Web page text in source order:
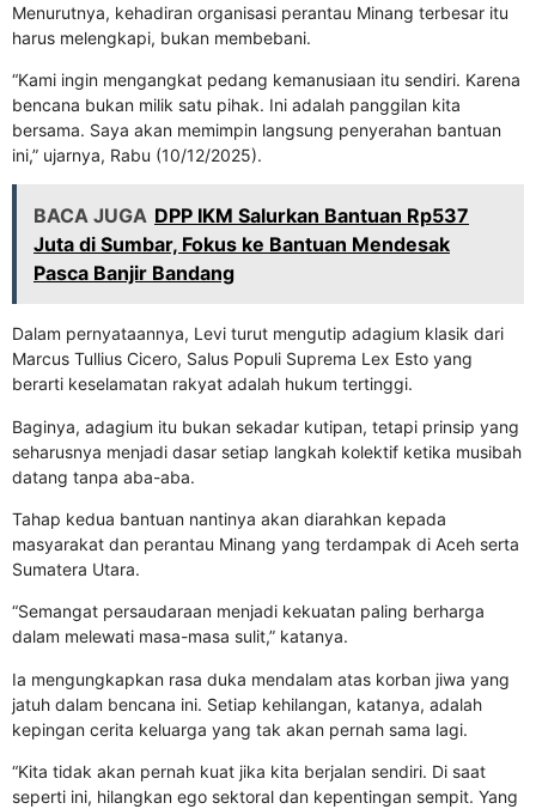
Menurutnya, kehadiran organisasi perantau Minang terbesar itu
harus melengkapi, bukan membebani.
“Kami ingin mengangkat pedang kemanusiaan itu sendiri. Karena
bencana bukan milik satu pihak. Ini adalah panggilan kita
bersama. Saya akan memimpin langsung penyerahan bantuan
ini,” ujarnya, Rabu (10/12/2025).
BACA JUGA DPP IKM Salurkan Bantuan Rp537
Juta di Sumbar, Fokus ke Bantuan Mendesak
Pasca Banjir Bandang
Dalam pernyataannya, Levi turut mengutip adagium klasik dari
Marcus Tullius Cicero, Salus Populi Suprema Lex Esto yang
berarti keselamatan rakyat adalah hukum tertinggi.
Baginya, adagium itu bukan sekadar kutipan, tetapi prinsip yang
seharusnya menjadi dasar setiap langkah kolektif ketika musibah
datang tanpa aba-aba.
Tahap kedua bantuan nantinya akan diarahkan kepada
masyarakat dan perantau Minang yang terdampak di Aceh serta
Sumatera Utara.
“Semangat persaudaraan menjadi kekuatan paling berharga
dalam melewati masa-masa sulit,” katanya.
Ia mengungkapkan rasa duka mendalam atas korban jiwa yang
jatuh dalam bencana ini. Setiap kehilangan, katanya, adalah
kepingan cerita keluarga yang tak akan pernah sama lagi.
“Kita tidak akan pernah kuat jika kita berjalan sendiri. Di saat
seperti ini, hilangkan ego sektoral dan kepentingan sempit. Yang